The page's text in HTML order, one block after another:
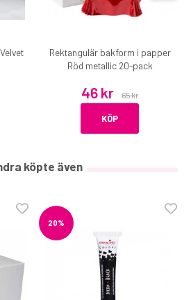
Rektangulär bakform i papper
Röd metallic 20-pack
46 kr 65 kr
KÖP
köpte även
20%